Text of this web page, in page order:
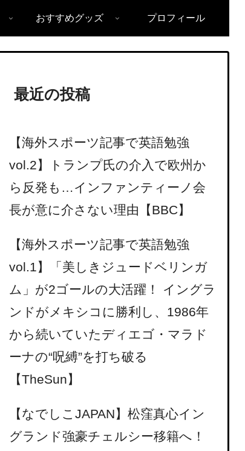
おすすめグッズ プロフィール
最近の投稿
【海外スポーツ記事で英語勉強
vol.2】トランプ氏の介入で欧州か
ら反発も…インファンティーノ会
長が意に介さない理由【BBC】
【海外スポーツ記事で英語勉強
vol.1】「美しきジュードベリンガ
ム」が2ゴールの大活躍！ イングラ
ンドがメキシコに勝利し、1986年
から続いていたディエゴ・マラド
ーナの“呪縛”を打ち破る
【TheSun】
【なでしこJAPAN】松窪真心イン
グランド強豪チェルシー移籍へ！